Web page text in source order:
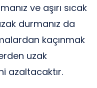
ve aşırı sıcak
durmanız da
kaçınmak
uzak
azaltacaktır.